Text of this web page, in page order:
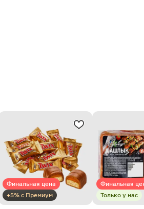
Финальная цена
+5% с Премиум
Финальная
Только у нас